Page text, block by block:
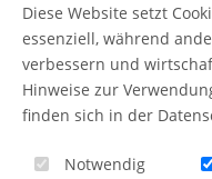
QUIQQER
Themen-Übersicht
Diese Website setzt
essenziell, während
verbessern und
Hinweise zur
finden sich in der
Notwendig